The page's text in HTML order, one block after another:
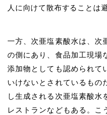
人に向けて散布することは
一方、次亜塩素酸水は、次
の側にあり、食品加工現場
添加物としても認められて
いけないとされているもの
し生成される次亜塩素酸水
レストランなどもある。こ